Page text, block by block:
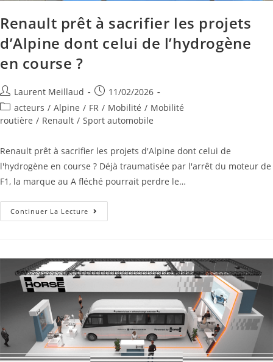
Renault prêt à sacrifier les projets
d’Alpine dont celui de l’hydrogène
en course ?
Laurent Meillaud
11/02/2026
acteurs / Alpine / FR / Mobilité / Mobilité
routière / Renault / Sport automobile
Renault prêt à sacrifier les projets d'Alpine dont celui de
l'hydrogène en course ? Déjà traumatisée par l'arrêt du moteur de
F1, la marque au A fléché pourrait perdre le…
Continuer La Lecture